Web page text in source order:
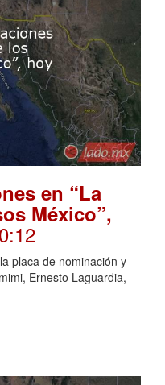
en “La
México”,
placa de nominación y
Ernesto Laguardia,